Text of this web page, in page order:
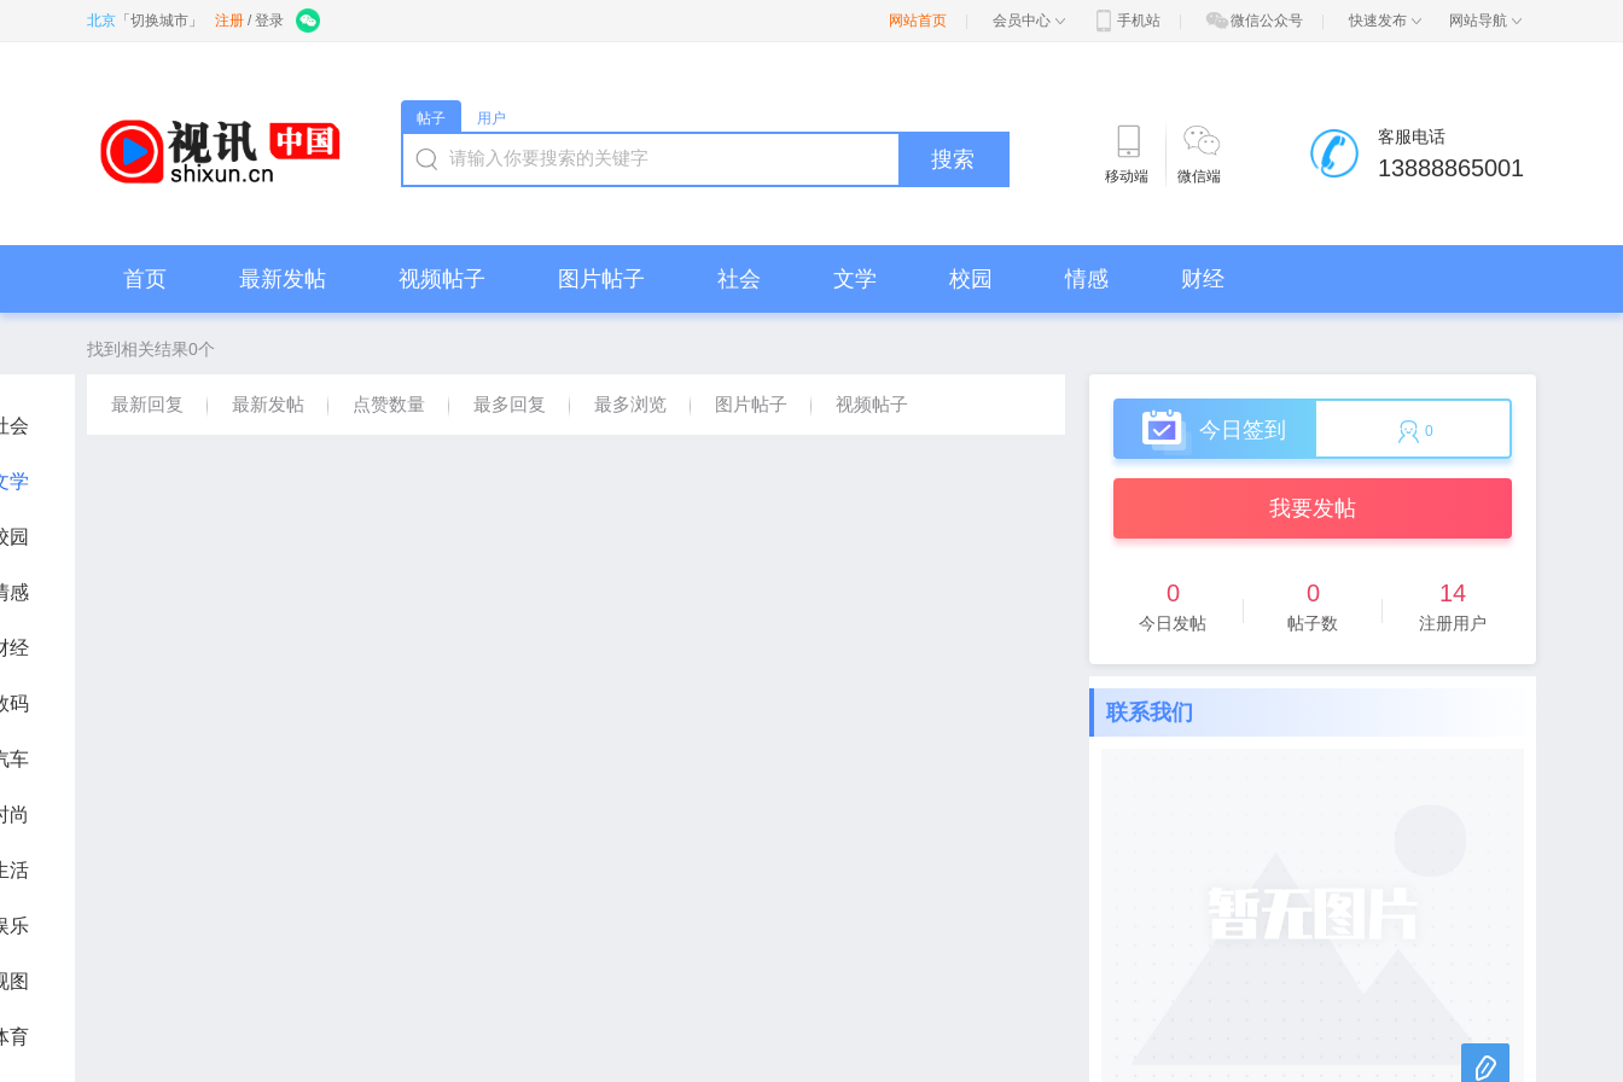
北京 「 切换城市 」 注册 /登录 网站首页 会员中心 手机站 微信公众号 快速发布 网站导航
客服电话
13888865001
移动端 微信端
帖子 用户
搜索
首页 最新发帖 视频帖子 图片帖子 社会 文学 校园 情感 财经
找到相关结果0个
最新回复 最新发帖 点赞数量 最多回复 最多浏览 图片帖子 视频帖子
今日签到 0
我要发帖
0
今日发帖
0
帖子数
14
注册用户
联系我们
会
学
园
感
经
码
车
尚
活
乐
图
育